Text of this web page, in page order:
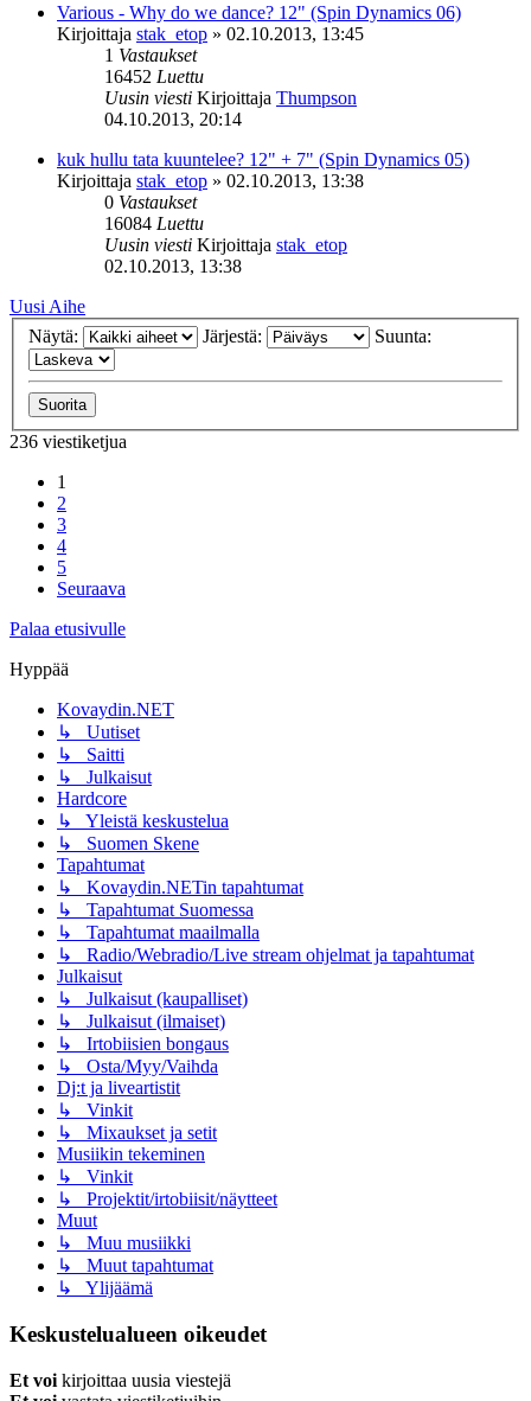
Various - Why do we dance? 12" (Spin Dynamics 06)
Kirjoittaja stak_etop » 02.10.2013, 13:45
1 Vastaukset
16452 Luettu
Uusin viesti Kirjoittaja Thumpson
04.10.2013, 20:14
kuk hullu tata kuuntelee? 12" + 7" (Spin Dynamics 05)
Kirjoittaja stak_etop » 02.10.2013, 13:38
0 Vastaukset
16084 Luettu
Uusin viesti Kirjoittaja stak_etop
02.10.2013, 13:38
Uusi Aihe
Näytä:
Järjestä: Suunta:
236 viestiketjua
1
2
3
4
5
Seuraava
Palaa etusivulle
Hyppää
Kovaydin.NET
↳ Uutiset
↳ Saitti
↳ Julkaisut
Hardcore
↳ Yleistä keskustelua
↳ Suomen Skene
Tapahtumat
↳ Kovaydin.NETin tapahtumat
↳ Tapahtumat Suomessa
↳ Tapahtumat maailmalla
↳ Radio/Webradio/Live stream ohjelmat ja tapahtumat
Julkaisut
↳ Julkaisut (kaupalliset)
↳ Julkaisut (ilmaiset)
↳ Irtobiisien bongaus
↳ Osta/Myy/Vaihda
Dj:t ja liveartistit
↳ Vinkit
↳ Mixaukset ja setit
Musiikin tekeminen
↳ Vinkit
↳ Projektit/irtobiisit/näytteet
Muut
↳ Muu musiikki
↳ Muut tapahtumat
↳ Ylijäämä
Keskustelualueen oikeudet
Et voi kirjoittaa uusia viestejä